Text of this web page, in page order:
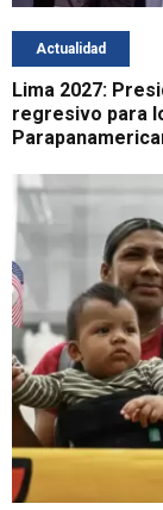
Actualidad
Lima 2027:
regresivo para